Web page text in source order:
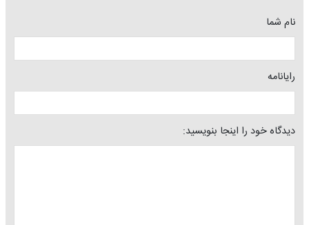
نام شما
رایانامه
دیدگاه خود را اینجا بنویسید: